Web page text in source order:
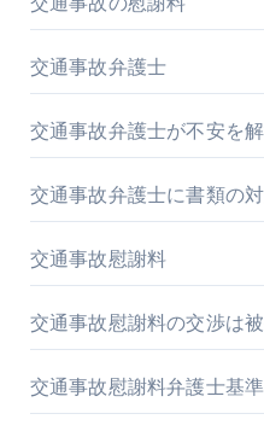
交通事故弁護士
交通事故弁護士が不安を
交通事故弁護士に書類の
交通事故慰謝料
交通事故慰謝料の交渉は
交通事故慰謝料弁護士基準